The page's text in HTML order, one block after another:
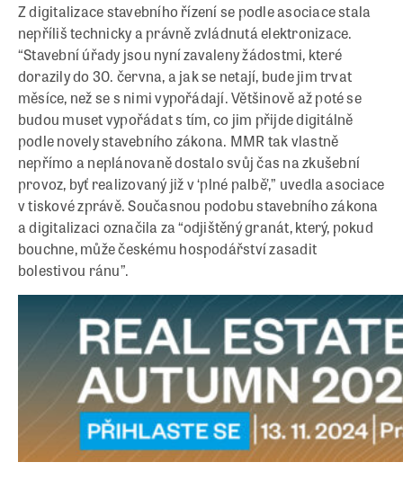
Z digitalizace stavebního řízení se podle asociace stala
nepříliš technicky a právně zvládnutá elektronizace.
“Stavební úřady jsou nyní zavaleny žádostmi, které
dorazily do 30. června, a jak se netají, bude jim trvat
měsíce, než se s nimi vypořádají. Většinově až poté se
budou muset vypořádat s tím, co jim přijde digitálně
podle novely stavebního zákona. MMR tak vlastně
nepřímo a neplánovaně dostalo svůj čas na zkušební
provoz, byť realizovaný již v ‘plné palbě’,” uvedla asociace
v tiskové zprávě. Současnou podobu stavebního zákona
a digitalizaci označila za “odjištěný granát, který, pokud
bouchne, může českému hospodářství zasadit
bolestivou ránu”.